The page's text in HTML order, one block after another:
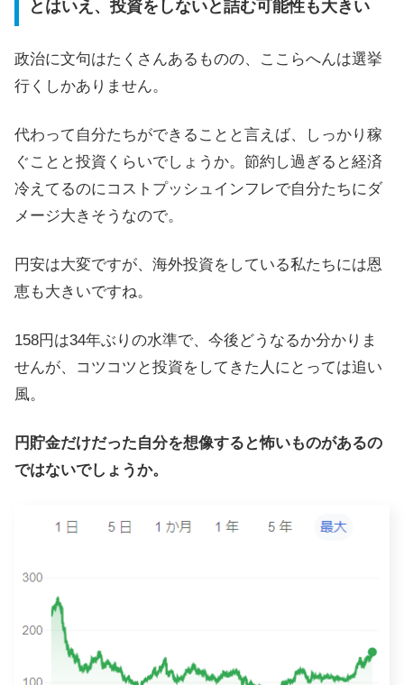
とはいえ、投資をしないと詰む可能性も大きい
政治に文句はたくさんあるものの、ここらへんは選挙
行くしかありません。
代わって自分たちができることと言えば、しっかり稼
ぐことと投資くらいでしょうか。節約し過ぎると経済
冷えてるのにコストプッシュインフレで自分たちにダ
メージ大きそうなので。
円安は大変ですが、海外投資をしている私たちには恩
恵も大きいですね。
158円は34年ぶりの水準で、今後どうなるか分かりま
せんが、コツコツと投資をしてきた人にとっては追い
風。
円貯金だけだった自分を想像すると怖いものがあるの
ではないでしょうか。